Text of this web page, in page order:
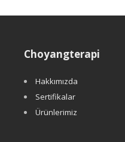
Choyangterapi
Hakkımızda
Sertifikalar
Ürünlerimiz